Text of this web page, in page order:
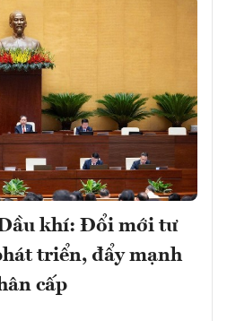
khí: Đổi mới tư
triển, đẩy mạnh
cấp